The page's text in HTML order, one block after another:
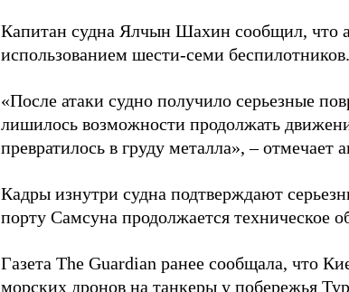
Капитан судна Ялчын Шахин сообщил, что
использованием шести-семи беспилотников.
«После атаки судно получило серьезные
лишилось возможности продолжать
превратилось в груду металла», – отмечает
Кадры изнутри судна подтверждают
порту Самсуна продолжается техническое
Газета The Guardian ранее сообщала, что
морских дронов на танкеры у побережья